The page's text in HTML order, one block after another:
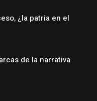
¿la patria en el
de la narrativa